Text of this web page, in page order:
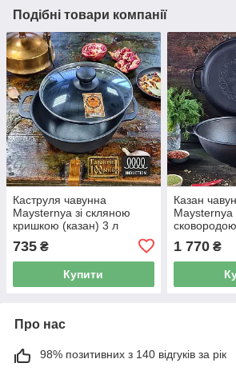
Подібні товари компанії
Каструля чавунна
Maysternya зі скляною
кришкою (казан) 3 л
735 ₴
Купити
Казан
1 770₴
Про нас
98% позитивних з 140 відгуків за рік